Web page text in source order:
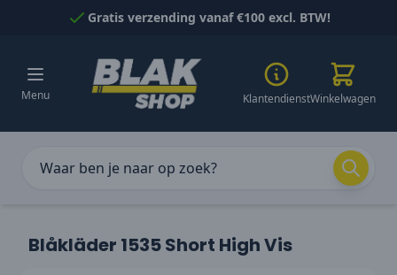
Naar inhoud gaanGratis verzending vanaf €100 excl. BTW!
Menu KlantendienstWinkelwagen
Blåkläder 1535 Short High Vis